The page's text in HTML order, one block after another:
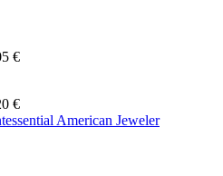
€
€
American Jeweler